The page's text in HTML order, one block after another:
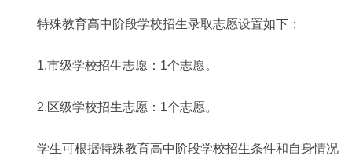
特殊教育高中阶段学校招生录取志愿设置如下：
1.市级学校招生志愿：1个志愿。
2.区级学校招生志愿：1个志愿。
学生可根据特殊教育高中阶段学校招生条件和自身情况